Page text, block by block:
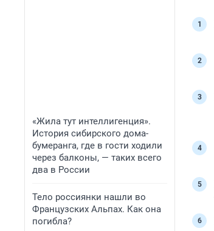
«Жила тут интеллигенция».
История сибирского дома-
бумеранга, где в гости ходили
через балконы, — таких всего
два в России
Тело россиянки нашли во
Французских Альпах. Как она
погибла?